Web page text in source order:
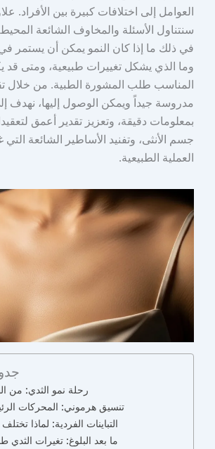
العوامل إلى اختلافات كبيرة بين الأفراد.
سنتناول الأسئلة والمخاوف الشائعة
في ذلك ما إذا كان النمو يمكن أن يستمر
وما الذي يشكل تغييرات طبيعية، ومتى
المناسب طلب المشورة الطبية. من خلال
مدروسة جيداً ويمكن الوصول إليها، نهدف
بمعلومات دقيقة، وتعزيز تقدير أعمق
جسم الأنثى، وتفنيد الأساطير الشائعة التي
العملية الطبيعية.
رحلة نمو الثدي: من
تنسيق هرموني: المحركات
التباينات الفردية: لماذا
ما بعد البلوغ: تغيرات الثدي